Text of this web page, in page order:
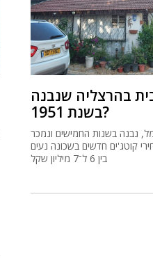
בהרצליה שנבנה
בשנת 1951?
נבנה בשנות החמישים ונמכר
• מחירי קוטג'ים חדשים בשכונה נעים
בין 6 ל־7 מיליון שקל